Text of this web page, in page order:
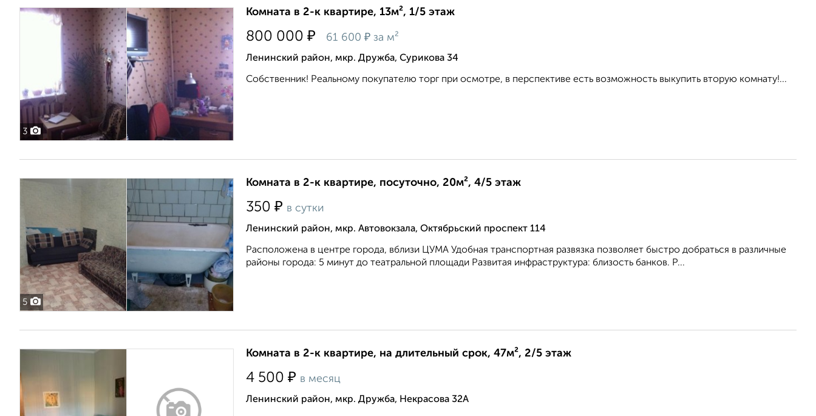
3
Комната в 2-к квартире, 13м², 1/5 этаж
800 000 ₽ 61 600 ₽ за м²
Ленинский район, мкр. Дружба, Сурикова 34
Собственник! Реальному покупателю торг при осмотре, в перспективе есть возможность выкупить вторую комнату!...
5
Комната в 2-к квартире, посуточно, 20м², 4/5 этаж
350 ₽ в сутки
Ленинский район, мкр. Автовокзала, Октябрьский проспект 114
Расположена в центре города, вблизи ЦУМА Удобная транспортная развязка позволяет быстро добраться в различные
районы города: 5 минут до театральной площади Развитая инфраструктура: близость банков. Р...
Комната в 2-к квартире, на длительный срок, 47м², 2/5 этаж
4 500 ₽ в месяц
Ленинский район, мкр. Дружба, Некрасова 32А